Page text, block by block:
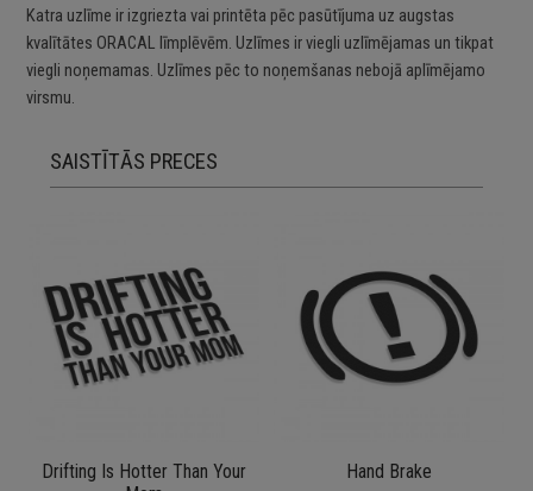
Katra uzlīme ir izgriezta vai printēta pēc pasūtījuma uz augstas
kvalītātes ORACAL līmplēvēm. Uzlīmes ir viegli uzlīmējamas un tikpat
viegli noņemamas. Uzlīmes pēc to noņemšanas nebojā aplīmējamo
virsmu.
SAISTĪTĀS PRECES
Drifting Is Hotter Than Your
Hand Brake